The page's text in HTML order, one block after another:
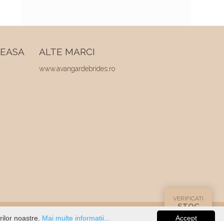
ALTE MARCI
www.avangardebrides.ro
VERIFICATI
STOC
Accept
noastre. Mai multe informatii...